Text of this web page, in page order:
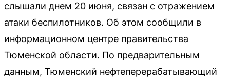
слышали днем 20 июня, связан с отражением
атаки беспилотников. Об этом сообщили в
информационном центре правительства
Тюменской области. По предварительным
данным, Тюменский нефтеперерабатывающий